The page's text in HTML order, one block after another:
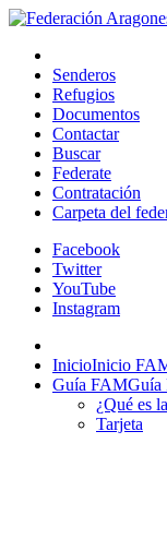
Senderos
Refugios
Documentos
Contactar
Buscar
Federate
Contratación
Carpeta del
Facebook
Twitter
YouTube
Instagram
InicioInicio
Guía FAMGuía
¿Qué es
Tarjeta